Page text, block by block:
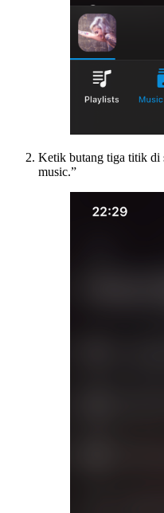
Ketik butang tiga titik di
music.”